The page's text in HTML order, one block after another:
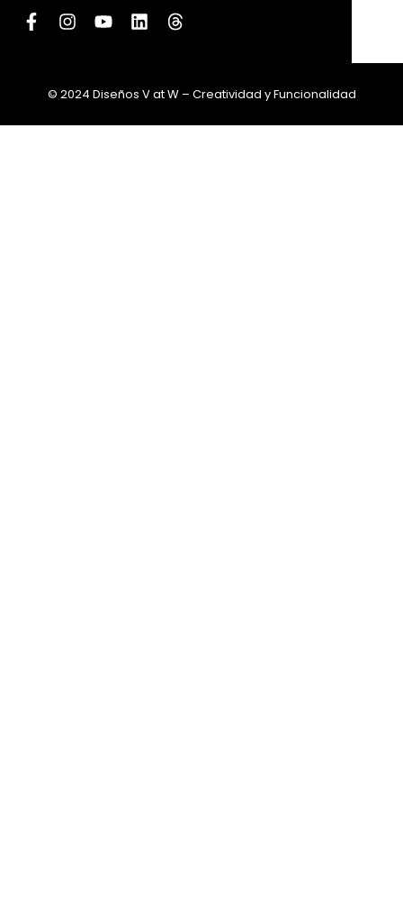
© 2024 Diseños V at W – Creatividad y Funcionalidad